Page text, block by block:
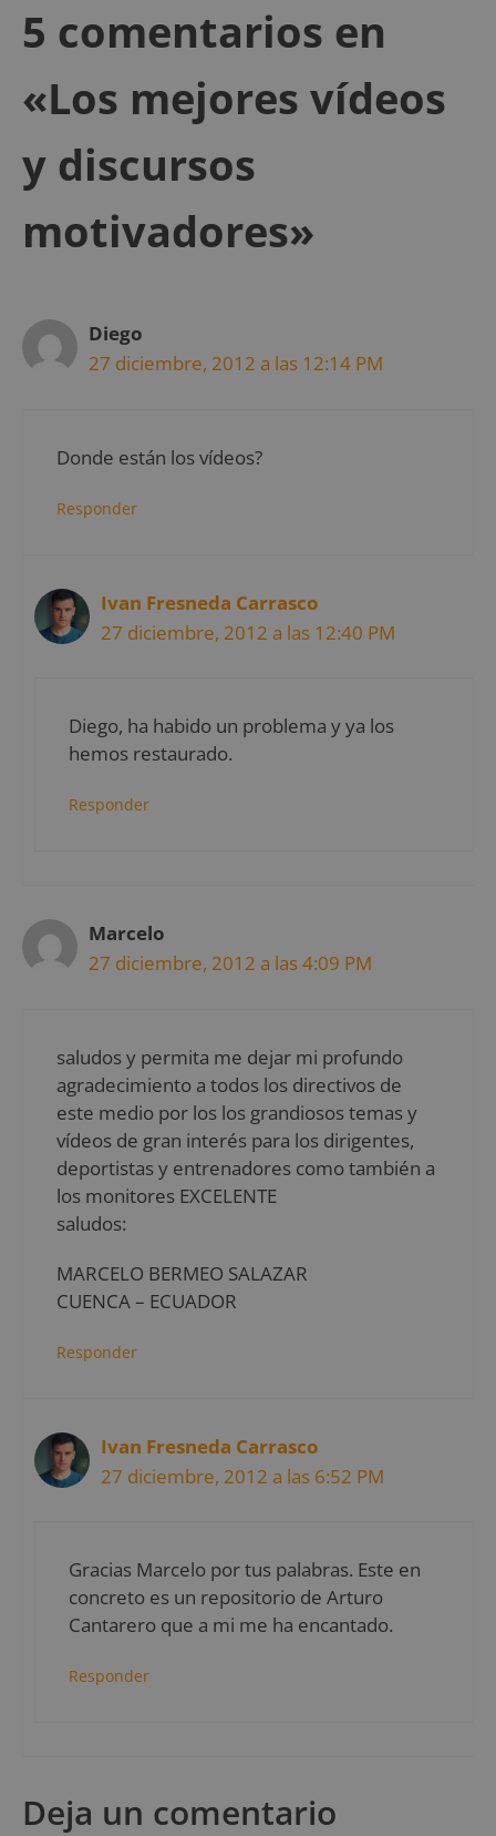
5 comentarios en
«Los mejores vídeos
y discursos
motivadores»
Diego
27 diciembre, 2012 a las 12:14 PM
Donde están los vídeos?
Responder
Ivan Fresneda Carrasco
27 diciembre, 2012 a las 12:40 PM
Diego, ha habido un problema y ya los
hemos restaurado.
Responder
Marcelo
27 diciembre, 2012 a las 4:09 PM
saludos y permita me dejar mi profundo
agradecimiento a todos los directivos de
este medio por los los grandiosos temas y
vídeos de gran interés para los dirigentes,
deportistas y entrenadores como también a
los monitores EXCELENTE
saludos:
MARCELO BERMEO SALAZAR
CUENCA – ECUADOR
Responder
Ivan Fresneda Carrasco
27 diciembre, 2012 a las 6:52 PM
Gracias Marcelo por tus palabras. Este en
concreto es un repositorio de Arturo
Cantarero que a mi me ha encantado.
Responder
Deja un comentario